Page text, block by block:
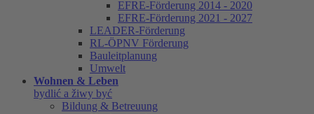
EFRE-Förderung 2014 - 2020
EFRE-Förderung 2021 - 2027
LEADER-Förderung
RL-ÖPNV Förderung
Bauleitplanung
Umwelt
Wohnen & Leben
bydlić a žiwy być
Bildung & Betreuung